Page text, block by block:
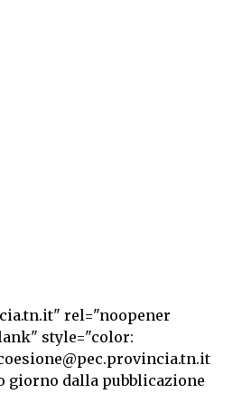
rel="noopener
style="color:
giorno dalla pubblicazione